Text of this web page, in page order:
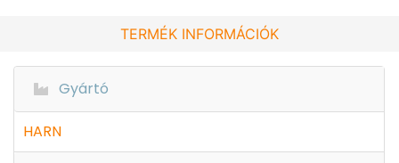
TERMÉK INFORMÁCIÓK
Gyártó
HARN